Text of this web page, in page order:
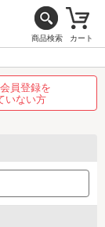
商品検索 カート
員登録を
いない方